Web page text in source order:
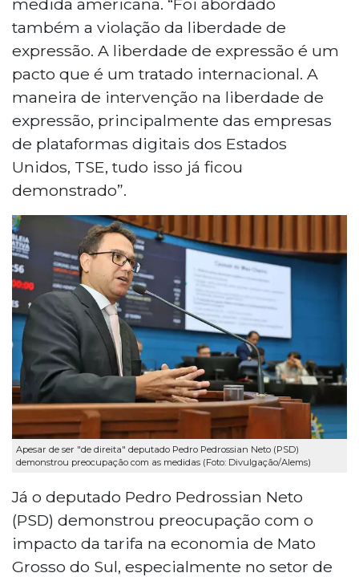
medida americana. “Foi abordado
também a violação da liberdade de
expressão. A liberdade de expressão é um
pacto que é um tratado internacional. A
maneira de intervenção na liberdade de
expressão, principalmente das empresas
de plataformas digitais dos Estados
Unidos, TSE, tudo isso já ficou
demonstrado”.
Apesar de ser "de direita" deputado Pedro Pedrossian Neto (PSD)
demonstrou preocupação com as medidas (Foto: Divulgação/Alems)
Já o deputado Pedro Pedrossian Neto
(PSD) demonstrou preocupação com o
impacto da tarifa na economia de Mato
Grosso do Sul, especialmente no setor de